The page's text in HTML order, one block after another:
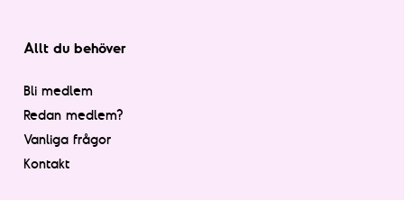
Allt du behöver
Bli medlem
Redan medlem?
Vanliga frågor
Kontakt